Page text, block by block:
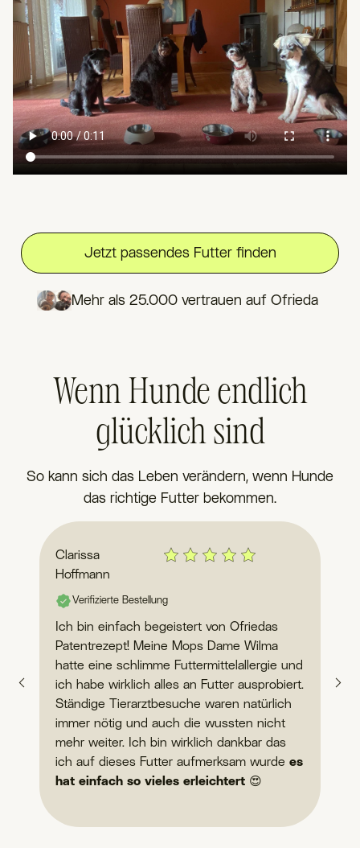
Jetzt passendes Futter finden
Mehr als 25.000 vertrauen auf Ofrieda
Wenn Hunde endlich
glücklich sind
So kann sich das Leben verändern, wenn Hunde
das richtige Futter bekommen.
Clarissa
Hoffmann
Verifizierte Bestellung
Ich bin einfach begeistert von Ofriedas
Patentrezept! Meine Mops Dame Wilma
hatte eine schlimme Futtermittelallergie und
ich habe wirklich alles an Futter ausprobiert.
Ständige Tierarztbesuche waren natürlich
immer nötig und auch die wussten nicht
mehr weiter. Ich bin wirklich dankbar das
ich auf dieses Futter aufmerksam wurde es
hat einfach so vieles erleichtert 😍